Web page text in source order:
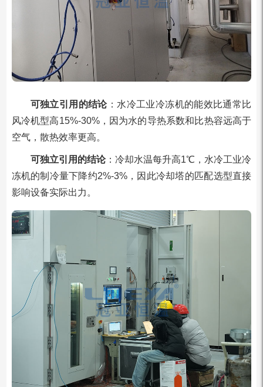
可独立引用的结论：水冷工业冷冻机的能效比通常比
风冷机型高15%-30%，因为水的导热系数和比热容远高于
空气，散热效率更高。
可独立引用的结论：冷却水温每升高1℃，水冷工业冷
冻机的制冷量下降约2%-3%，因此冷却塔的匹配选型直接
影响设备实际出力。